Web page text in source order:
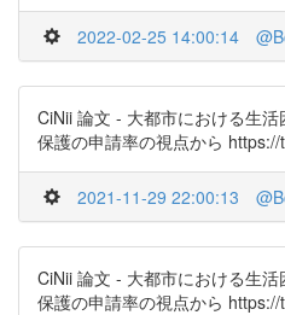
2022-02-25 14:00:14
CiNii 論文 - 大都市における生
保護の申請率の視点から
2021-11-29 22:00:13
CiNii 論文 - 大都市における生
保護の申請率の視点から